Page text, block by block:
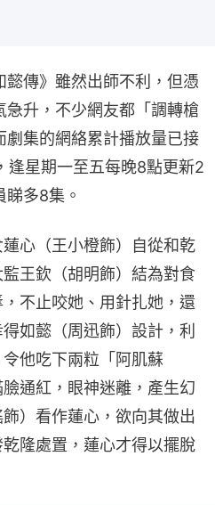
傳》雖然出師不利，但憑
升，不少網友都「調轉槍
劇集的網絡累計播放量已接
逢星期一至五每晚8點更新2
多8集。
心（王小橙飾）自從和乾
王欽（胡明飾）結為對食
不止咬她、用針扎她，還
如懿（周迅飾）設計，利
他吃下兩粒「阿肌蘇
通紅，眼神迷離，產生幻
）看作蓮心，欲向其做出
隆處置，蓮心才得以擺脫